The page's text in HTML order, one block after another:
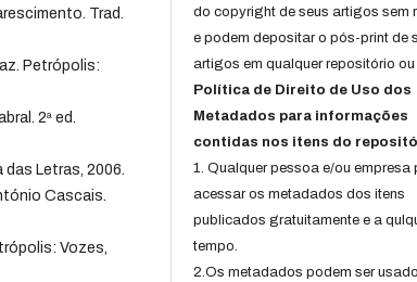
Trad.
Petrópolis:
2ª ed.
Letras, 2006.
Cascais.
Vozes,
do copyright de seus artigos sem
e podem depositar o pós-print de
artigos em qualquer repositório ou
Política de Direito de Uso dos
Metadados para informações
contidas nos itens do
1. Qualquer pessoa e/ou empresa
acessar os metadados dos itens
publicados gratuitamente e a
tempo.
2.Os metadados podem ser